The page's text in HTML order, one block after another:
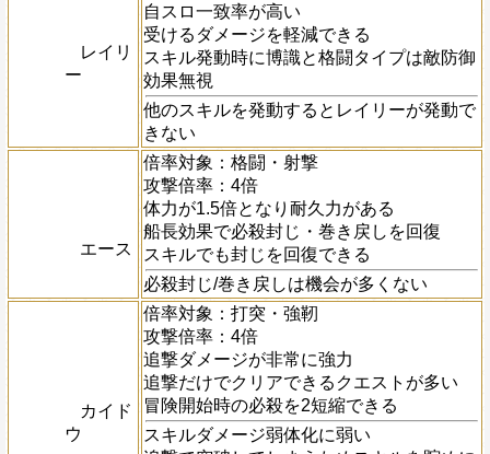
レイリ
ー
自スロ一致率が高い
受けるダメージを軽減できる
スキル発動時に博識と格闘タイプは敵防御
効果無視
他のスキルを発動するとレイリーが発動で
きない
エース
倍率対象：格闘・射撃
攻撃倍率：4倍
体力が1.5倍となり耐久力がある
船長効果で必殺封じ・巻き戻しを回復
スキルでも封じを回復できる
必殺封じ/巻き戻しは機会が多くない
カイド
ウ
倍率対象：打突・強靭
攻撃倍率：4倍
追撃ダメージが非常に強力
追撃だけでクリアできるクエストが多い
冒険開始時の必殺を2短縮できる
スキルダメージ弱体化に弱い